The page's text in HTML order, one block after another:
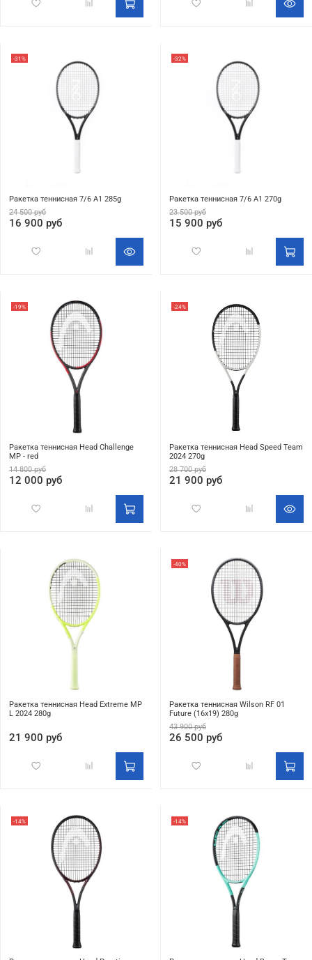
-31%
Ракетка теннисная 7/6 A1 285g
24 500 руб
16 900 руб
-32%
Ракетка теннисная 7/6 A1 270g
23 500 руб
15 900 руб
-19%
Ракетка теннисная Head Challenge
MP - red
14 800 руб
12 000 руб
-24%
Ракетка теннисная Head Speed Team
2024 270g
28 700 руб
21 900 руб
Ракетка теннисная Head Extreme MP
L 2024 280g
21 900 руб
-40%
Ракетка теннисная Wilson RF 01
Future (16x19) 280g
43 900 руб
26 500 руб
-14% -14%